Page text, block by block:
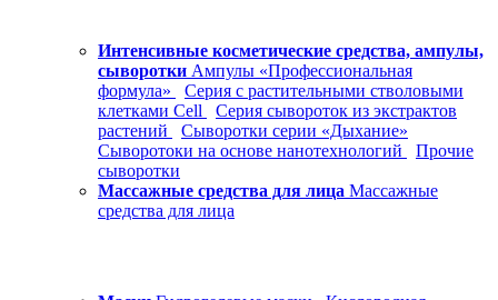
Интенсивные косметические средства, ампулы,
сыворотки Ампулы «Профессиональная
формула»
Серия с растительными стволовыми
клетками Cell
Серия сывороток из экстрактов
растений
Сыворотки серии «Дыхание»
Сыворотоки на основе нанотехнологий
Прочие
сыворотки
Массажные средства для лица Массажные
средства для лица